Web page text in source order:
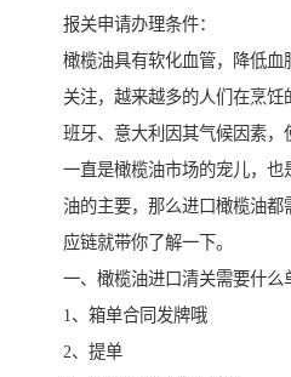
报关申请办理条件：
橄榄油具有软化血管，降低
关注，越来越多的人们在烹饪
班牙、意大利因其气候因素
一直是橄榄油市场的宠儿，
油的主要，那么进口橄榄油
应链就带你了解一下。
一、橄榄油进口清关需要什么
1、箱单合同发牌哦
2、提单